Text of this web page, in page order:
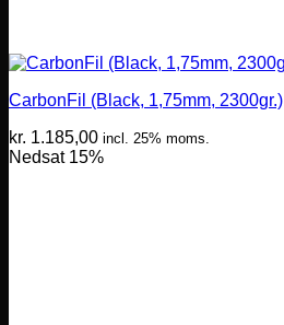
CarbonFil (Black, 1,75mm, 2300gr.)
kr. 1.185,00 incl. 25% moms.
Nedsat 15%